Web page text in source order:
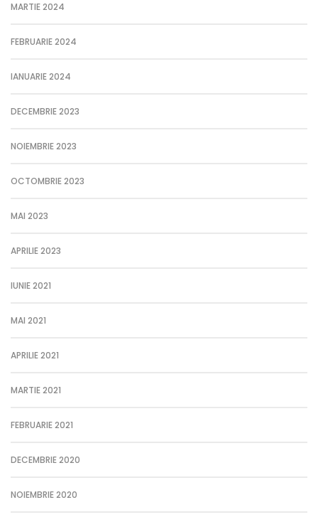
MARTIE 2024
FEBRUARIE 2024
IANUARIE 2024
DECEMBRIE 2023
NOIEMBRIE 2023
OCTOMBRIE 2023
MAI 2023
APRILIE 2023
IUNIE 2021
MAI 2021
APRILIE 2021
MARTIE 2021
FEBRUARIE 2021
DECEMBRIE 2020
NOIEMBRIE 2020